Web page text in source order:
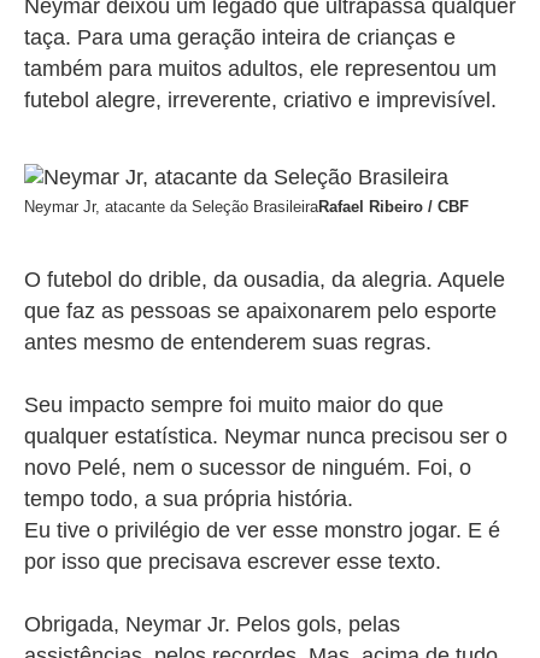
Neymar deixou um legado que ultrapassa qualquer
taça. Para uma geração inteira de crianças e
também para muitos adultos, ele representou um
futebol alegre, irreverente, criativo e imprevisível.
Neymar Jr, atacante da Seleção BrasileiraRafael Ribeiro / CBF
O futebol do drible, da ousadia, da alegria. Aquele
que faz as pessoas se apaixonarem pelo esporte
antes mesmo de entenderem suas regras.
Seu impacto sempre foi muito maior do que
qualquer estatística. Neymar nunca precisou ser o
novo Pelé, nem o sucessor de ninguém. Foi, o
tempo todo, a sua própria história.
Eu tive o privilégio de ver esse monstro jogar. E é
por isso que precisava escrever esse texto.
Obrigada, Neymar Jr. Pelos gols, pelas